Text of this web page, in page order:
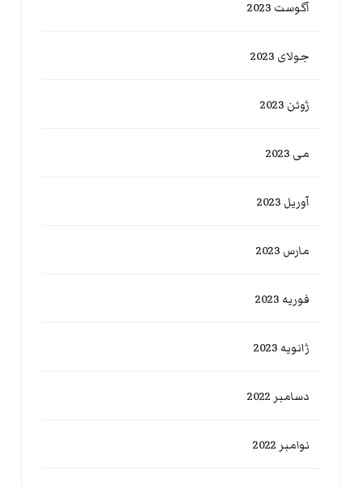
آگوست 2023
جولای 2023
ژوئن 2023
می 2023
آوریل 2023
مارس 2023
فوریه 2023
ژانویه 2023
دسامبر 2022
نوامبر 2022